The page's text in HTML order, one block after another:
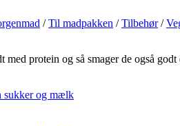
/Til madpakken /Tilbehør/
protein og så smager de også